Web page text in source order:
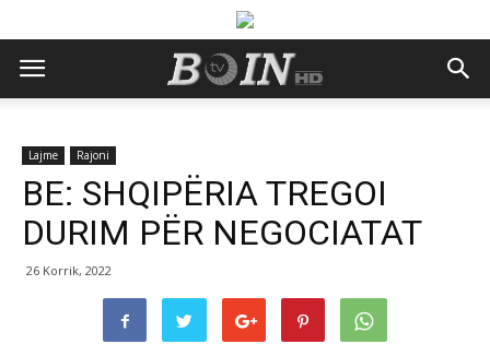
Lajme Rajoni
BE: SHQIPËRIA TREGOI
DURIM PËR NEGOCIATAT
26 Korrik, 2022